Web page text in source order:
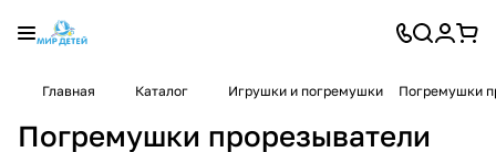
Главная Каталог Игрушки и погремушки Погремушки
Погремушки прорезыватели